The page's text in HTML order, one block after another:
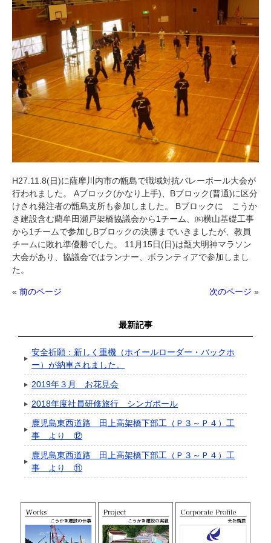
H27.11.8(日)に薩摩川内市の甑島で職域対抗バレーボール大会が
行われました。 Aブロック(かなり上手)、Bブロック(普通)に区分
けされ発注者の甑島支所も参加しました。 Bブロックに こうか
き建設含む藺牟田瀬戸架橋協議会から1チーム、㈱横山基礎工事
から1チームで参加しBブロックの決勝までいきましたが、教員
チームに敗れ準優勝でした。 11月15日(日)は甑大明神マラソン
大会があり、協議会ではランナー、ボランティアで参加しまし
た。
« 前のページ 次のページ »
最新記事
安全祈願：新しく重機（ホイールローダー・バックホ
ー）が納車されました。
2019年３月 お花見会
2018年度社員研修旅行 シンガポール
鹿児島東西道路 田上高架橋下部工（Ｐ３～Ｐ４）工
事 より ⑫
鹿児島東西道路 田上高架橋下部工（Ｐ３～Ｐ４）工
事 より ⑪